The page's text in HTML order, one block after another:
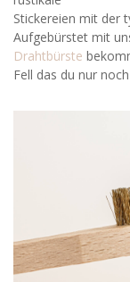
Stickereien mit der
Aufgebürstet mit
Drahtbürste
Fell das du nur